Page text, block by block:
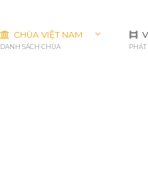
Kênh Youtube
Tổng hơp các chùa
CHÙA VIỆT NAM
DANH SÁCH CHÙA